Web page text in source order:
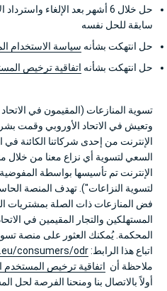
حل خلال 6 أشهر بعد الإلغاء
سابقة للحل نفسه
حل انتهكت بشأنه سياسة الاستخدام
حل انتهكت بشأنه اتفاقية ترخيص
تسوية المنازعات (المقيمون في
وتعيش في الاتحاد الأوروبي وقمت
الإنترنت من إحدى شركاتنا الكائنة في
السعي لتسوية أي نزاع معنا من خلال
الإنترنت تم تأسيسها بواسطة
لتسوية النزاعات"). تهدف المنصة
فض المنازعات ذات الصلة بمشتريات
المستهلكين والتجار المقيمين في
المحكمة. يُمكنك العثور على منصة
اتباع هذا الرابط:consumers/odr/
ملاحظة أن اتفاقية ترخيص المستخدم
أولاً بالاتصال بنا ومنحنا الفرصة لحل